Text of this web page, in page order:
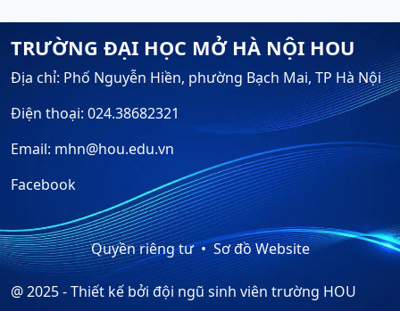
TRƯỜNG ĐẠI HỌC MỞ HÀ NỘI HOU
Địa chỉ: Phố Nguyễn Hiền, phường Bạch Mai, TP Hà Nội
Điện thoại: 024.38682321
Email: mhn@hou.edu.vn
Facebook
Quyền riêng tư Sơ đồ Website
@ 2025 - Thiết kế bởi đội ngũ sinh viên trường HOU